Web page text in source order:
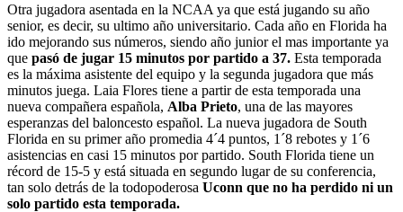
Otra jugadora asentada en la NCAA ya que está jugando su año
senior, es decir, su ultimo año universitario. Cada año en Florida ha
ido mejorando sus números, siendo año junior el mas importante ya
que pasó de jugar 15 minutos por partido a 37. Esta temporada
es la máxima asistente del equipo y la segunda jugadora que más
minutos juega. Laia Flores tiene a partir de esta temporada una
nueva compañera española, Alba Prieto, una de las mayores
esperanzas del baloncesto español. La nueva jugadora de South
Florida en su primer año promedia 4´4 puntos, 1´8 rebotes y 1´6
asistencias en casi 15 minutos por partido. South Florida tiene un
récord de 15-5 y está situada en segundo lugar de su conferencia,
tan solo detrás de la todopoderosa Uconn que no ha perdido ni un
solo partido esta temporada.